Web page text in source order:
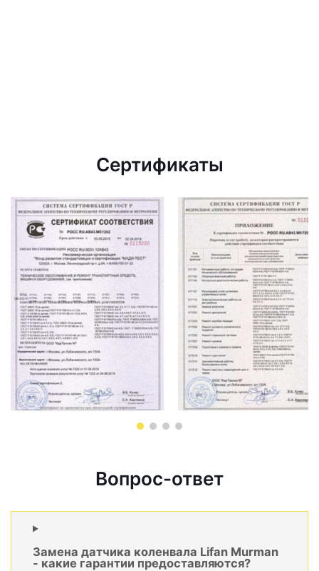
Сертификаты
Вопрос-ответ
Замена датчика коленвала Lifan Murman
- какие гарантии предоставляются?